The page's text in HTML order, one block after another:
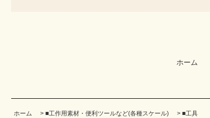
ホーム
ホーム > ■工作用素材・便利ツールなど(各種スケール) > ■工具